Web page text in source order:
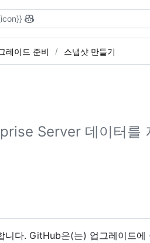
레이드 준비 스냅샷 만들기
Server 데이터를
다. GitHub은(는) 업그레이드에